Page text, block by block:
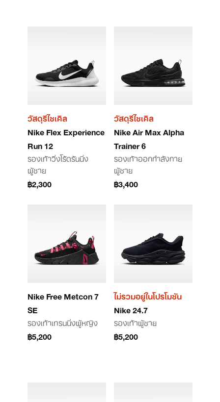
วัสดุรีไซเคิล
Nike Flex Experience
Run 12
รองเท้าวิ่งโร้ดรันนิ่ง
ผู้ชาย
฿2,300
วัสดุรีไซเคิล
Nike Air Max Alpha
Trainer 6
รองเท้าออกกำลังกาย
ผู้ชาย
฿3,400
Nike Free Metcon 7
SE
รองเท้าเทรนนิ่งผู้หญิง
฿5,200
ไม่รวมอยู่ในโปรโมชัน
Nike 24.7
รองเท้าผู้ชาย
฿5,200